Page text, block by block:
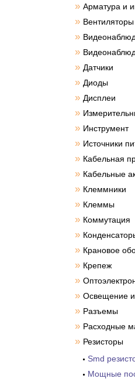
» Арматура и
» Вентиляторы
»
»
» Датчики
» Диоды
» Дисплеи
»
» Инструмент
» Источники
» Кабельная
» Кабельные
» Клеммники
» Клеммы
» Коммутация
»
» Крановое
» Крепеж
»
» Освещение
» Разъемы
» Расходные
» Резисторы
Smd
Мощные